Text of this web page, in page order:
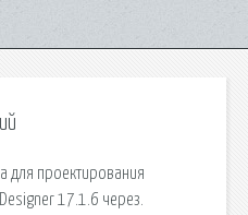
для проектирования
17.1.6 через.